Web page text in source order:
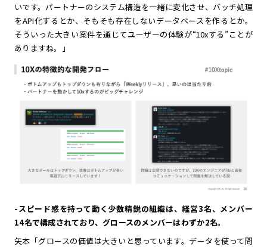
いです。パートナーのシステム構造を一緒に変化させ、バッチ処理
をAPI化するとか、そもそも存在しないデータベースを作るとか。
そういった大きい案件を通じてユーザーの体験が“10xする”ことが
ありますね。」
-スピード感を持って動く少数精鋭の組織は、経営3名、メンバー
14名で構成されており、グロースのメンバーはわずか2名。
矢本「グロースの価値は大きいと思っています。データを使って問